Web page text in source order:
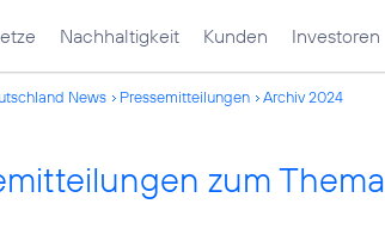
Nachhaltigkeit Kunden Investoren
News Pressemitteilungen Archiv 2024
zum